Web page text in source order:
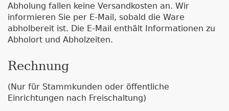
Abholung fallen keine Versandkosten an. Wir
informieren Sie per E-Mail, sobald die Ware
abholbereit ist. Die E-Mail enthält Informationen zu
Abholort und Abholzeiten.
Rechnung
(Nur für Stammkunden oder öffentliche
Einrichtungen nach Freischaltung)